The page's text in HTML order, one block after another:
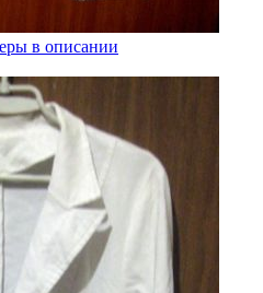
в описании